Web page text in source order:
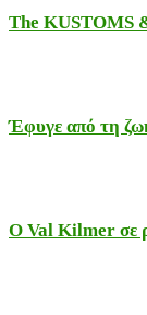
The KUSTOMS
Έφυγε από τη
Ο Val Kilmer σε